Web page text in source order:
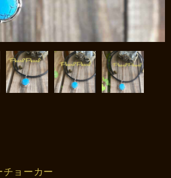
チョーカー